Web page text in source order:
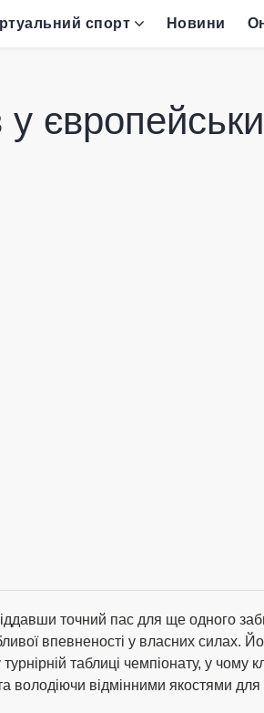
спорт Новини
у
точний пас для ще одного
впевненості у власних силах.
таблиці чемпіонату, у чому
володіючи відмінними якостями